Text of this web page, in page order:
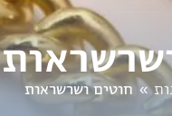
חוטים ושרשראות